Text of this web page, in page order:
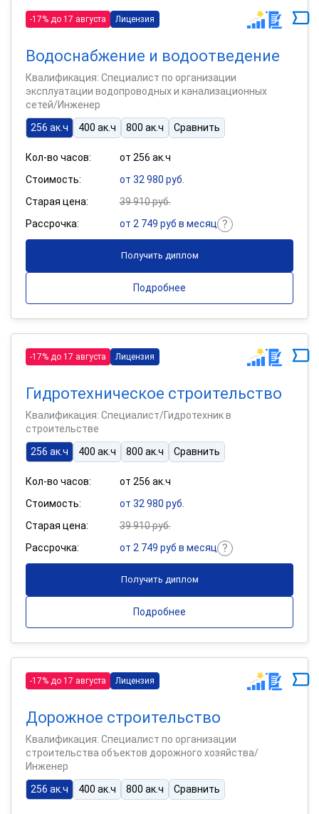
-17% до 17 августа Лицензия
Водоснабжение и водоотведение
Квалификация: Специалист по организации
эксплуатации водопроводных и канализационных
сетей/Инженер
256 ак.ч
400 ак.ч 800 ак.ч Сравнить
Кол-во часов:
от 256 ак.ч
Стоимость:
от 32 980 руб.
Старая цена:
39 910 руб.
Рассрочка:
от 2 749 руб в месяц
Получить диплом
Подробнее
-17% до 17 августа Лицензия
Гидротехническое строительство
Квалификация: Специалист/Гидротехник в
строительстве
256 ак.ч
400 ак.ч 800 ак.ч Сравнить
Кол-во часов:
от 256 ак.ч
Стоимость:
от 32 980 руб.
Старая цена:
39 910 руб.
Рассрочка:
от 2 749 руб в месяц
Получить диплом
Подробнее
-17% до 17 августа Лицензия
Дорожное строительство
Квалификация: Специалист по организации
строительства объектов дорожного хозяйства/
Инженер
256 ак.ч
400 ак.ч 800 ак.ч Сравнить